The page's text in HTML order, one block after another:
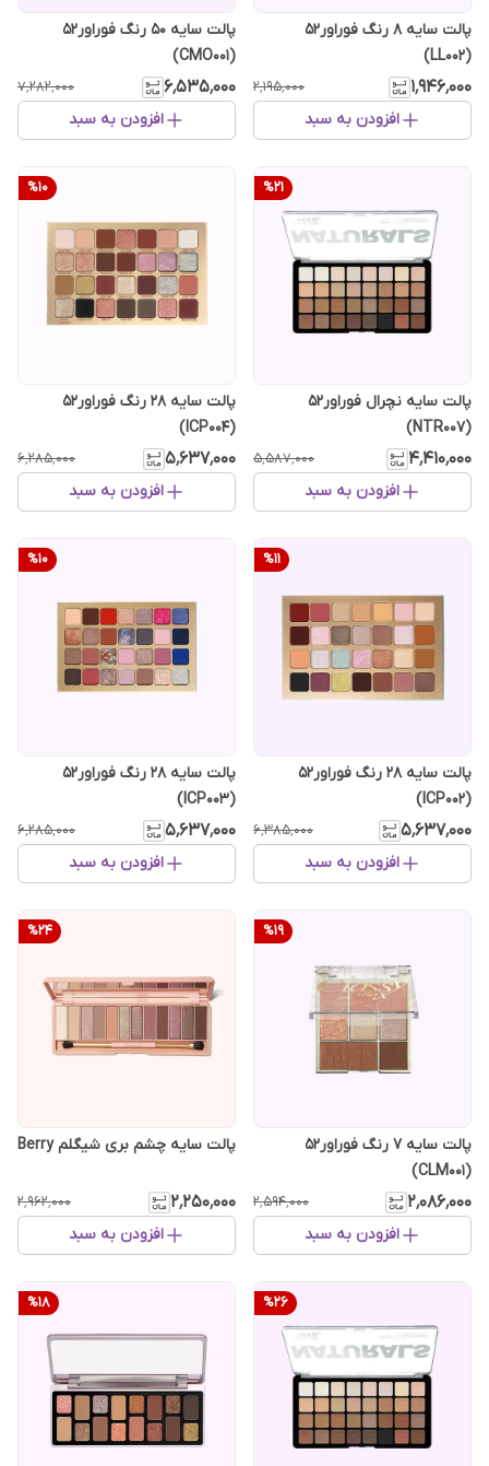
پالت سایه 8 رنگ فوراور52
(LL002)
۱٬۹۴۶٬۰۰۰ ۲٬۱۹۵٬۰۰۰
افزودن به سبد
پالت سایه 50 رنگ فوراور52
(CMO001)
۶٬۵۳۵٬۰۰۰ ۷٬۲۸۲٬۰۰۰
افزودن به سبد
%21
پالت سایه نچرال فوراور52
(NTR007)
۴٬۴۱۰٬۰۰۰ ۵٬۵۸۷٬۰۰۰
افزودن به سبد
%10
پالت سایه 28 رنگ فوراور52
(ICP004)
۵٬۶۳۷٬۰۰۰ ۶٬۲۸۵٬۰۰۰
افزودن به سبد
%11
پالت سایه 28 رنگ فوراور52
(ICP002)
۵٬۶۳۷٬۰۰۰ ۶٬۳۸۵٬۰۰۰
افزودن به سبد
%10
پالت سایه 28 رنگ فوراور52
(ICP003)
۵٬۶۳۷٬۰۰۰ ۶٬۲۸۵٬۰۰۰
افزودن به سبد
%19
پالت سایه 7 رنگ فوراور52
(CLM001)
۲٬۰۸۶٬۰۰۰ ۲٬۵۹۴٬۰۰۰
افزودن به سبد
%24
پالت سایه چشم بری شیگلم Berry‎
۲٬۲۵۰٬۰۰۰ ۲٬۹۶۲٬۰۰۰
افزودن به سبد
%26
%18